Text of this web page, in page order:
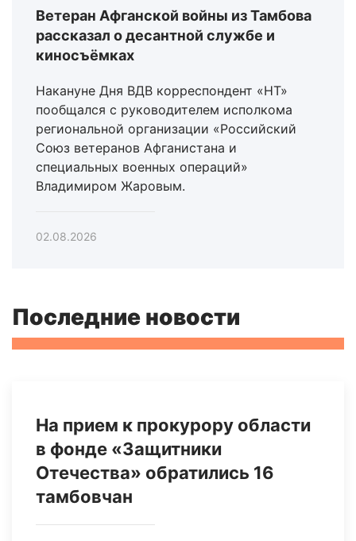
Ветеран Афганской войны из Тамбова
рассказал о десантной службе и
киносъёмках
Накануне Дня ВДВ корреспондент «НТ»
пообщался с руководителем исполкома
региональной организации «Российский
Союз ветеранов Афганистана и
специальных военных операций»
Владимиром Жаровым.
02.08.2026
Последние новости
На прием к прокурору области
в фонде «Защитники
Отечества» обратились 16
тамбовчан